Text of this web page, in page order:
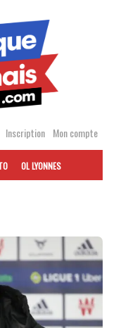
Inscription Mon compte
OL LYONNES